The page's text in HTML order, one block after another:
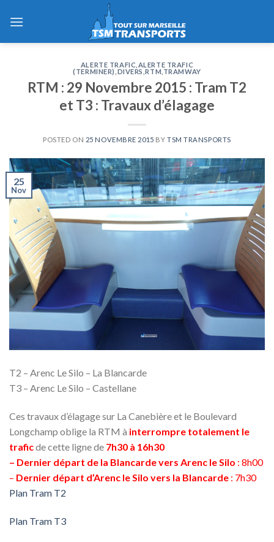
ALERTE TRAFIC ALERTE TRAFIC
(TERMINER) DIVERS ,RTM TRAMWAY
RTM : 29 Novembre 2015 : Tram T2
et T3 : Travaux d’élagage
POSTED ON 25 NOVEMBRE 2015 BY TSM TRANSPORTS
25
Nov
T2 – Arenc Le Silo – La Blancarde
T3 – Arenc Le Silo – Castellane
Ces travaux d’élagage sur La Canebière et le Boulevard
Longchamp oblige la RTM à interrompre totalement le
traficde cette ligne de 7h30 à 16h30
– Dernier départ de la Blancarde vers Arenc le Silo : 8h00
– Dernier départ d’Arenc le Silo vers la Blancarde : 7h30
Plan Tram T2
Plan Tram T3